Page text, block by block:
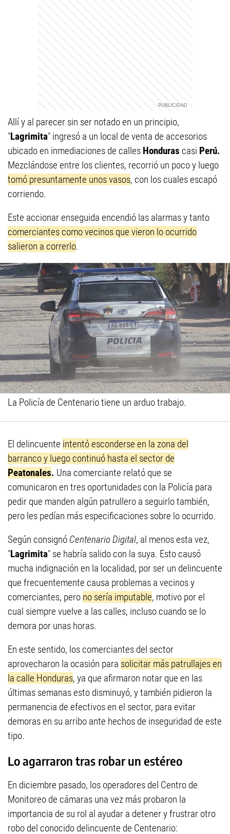
Allí y al parecer sin ser notado en un principio,
"Lagrimita" ingresó a un local de venta de accesorios
ubicado en inmediaciones de calles Honduras casi Perú.
Mezclándose entre los clientes, recorrió un poco y luego
tomó presuntamente unos vasos, con los cuales escapó
corriendo.
Este accionar enseguida encendió las alarmas y tanto
comerciantes como vecinos que vieron lo ocurrido
salieron a correrlo.
La Policía de Centenario tiene un arduo trabajo.
El delincuente intentó esconderse en la zona del
barranco y luego continuó hasta el sector de
Peatonales. Una comerciante relató que se
comunicaron en tres oportunidades con la Policía para
pedir que manden algún patrullero a seguirlo también,
pero les pedían más especificaciones sobre lo ocurrido.
Según consignó Centenario Digital, al menos esta vez,
"Lagrimita" se habría salido con la suya. Esto causó
mucha indignación en la localidad, por ser un delincuente
que frecuentemente causa problemas a vecinos y
comerciantes, pero no sería imputable, motivo por el
cual siempre vuelve a las calles, incluso cuando se lo
demora por unas horas.
En este sentido, los comerciantes del sector
aprovecharon la ocasión para solicitar más patrullajes en
la calle Honduras, ya que afirmaron notar que en las
últimas semanas esto disminuyó, y también pidieron la
permanencia de efectivos en el sector, para evitar
demoras en su arribo ante hechos de inseguridad de este
tipo.
Lo agarraron tras robar un estéreo
En diciembre pasado, los operadores del Centro de
Monitoreo de cámaras una vez más probaron la
importancia de su rol al ayudar a detener y frustrar otro
robo del conocido delincuente de Centenario: